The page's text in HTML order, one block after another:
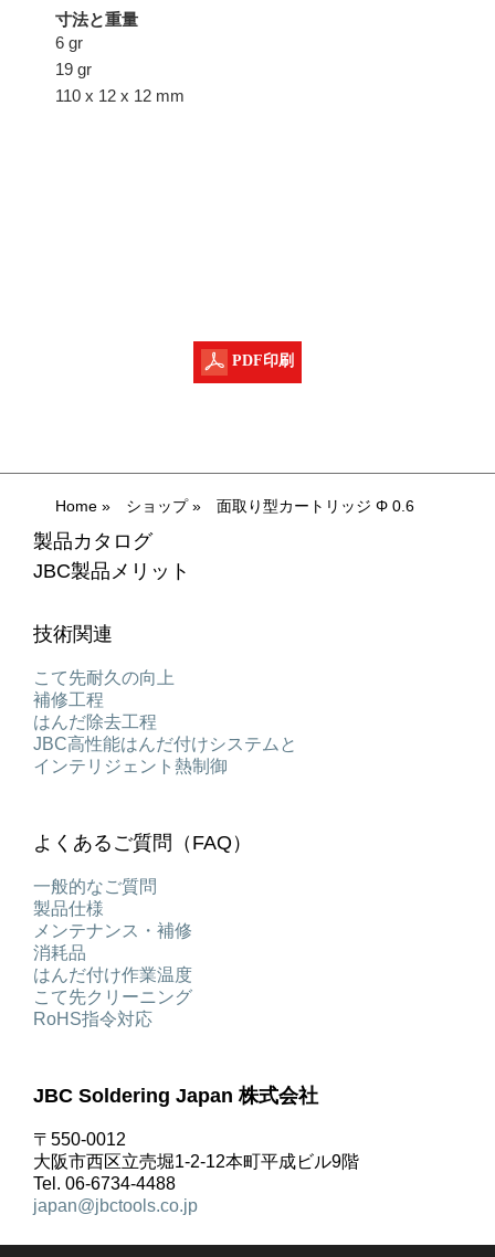
寸法と重量
6 gr
19 gr
110 x 12 x 12 mm
PDF印刷
Home» ショップ» 面取り型カートリッジ Φ 0.6
製品カタログ
JBC製品メリット
技術関連
こて先耐久の向上
補修工程
はんだ除去工程
JBC高性能はんだ付けシステムと
インテリジェント熱制御
よくあるご質問（FAQ）
一般的なご質問
製品仕様
メンテナンス・補修
消耗品
はんだ付け作業温度
こて先クリーニング
RoHS指令対応
JBC Soldering Japan 株式会社
〒550-0012
大阪市西区立売堀1-2-12本町平成ビル9階
Tel. 06-6734-4488
japan@jbctools.co.jp